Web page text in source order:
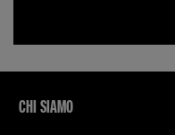
CHI SIAMO